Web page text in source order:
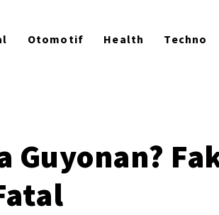
Otomotif Health Techno
Guyonan?